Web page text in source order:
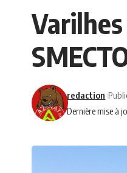
Dernière mise à
redaction